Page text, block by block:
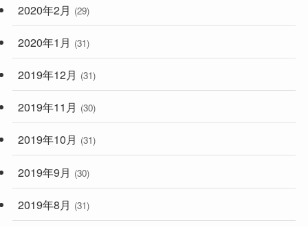
2020年2月 (29)
2020年1月 (31)
2019年12月 (31)
2019年11月 (30)
2019年10月 (31)
2019年9月 (30)
2019年8月 (31)